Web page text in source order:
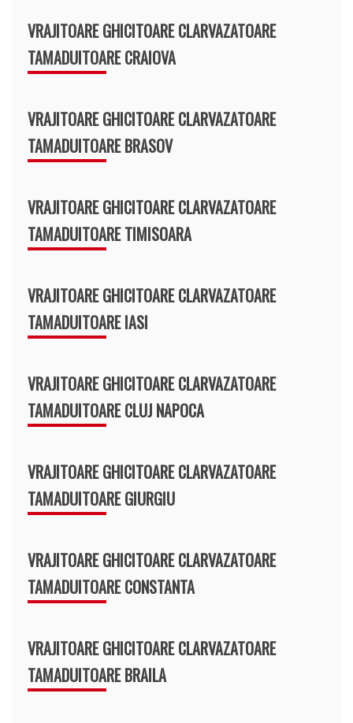
VRAJITOARE GHICITOARE CLARVAZATOARE
TAMADUITOARE CRAIOVA
VRAJITOARE GHICITOARE CLARVAZATOARE
TAMADUITOARE BRASOV
VRAJITOARE GHICITOARE CLARVAZATOARE
TAMADUITOARE TIMISOARA
VRAJITOARE GHICITOARE CLARVAZATOARE
TAMADUITOARE IASI
VRAJITOARE GHICITOARE CLARVAZATOARE
TAMADUITOARE CLUJ NAPOCA
VRAJITOARE GHICITOARE CLARVAZATOARE
TAMADUITOARE GIURGIU
VRAJITOARE GHICITOARE CLARVAZATOARE
TAMADUITOARE CONSTANTA
VRAJITOARE GHICITOARE CLARVAZATOARE
TAMADUITOARE BRAILA